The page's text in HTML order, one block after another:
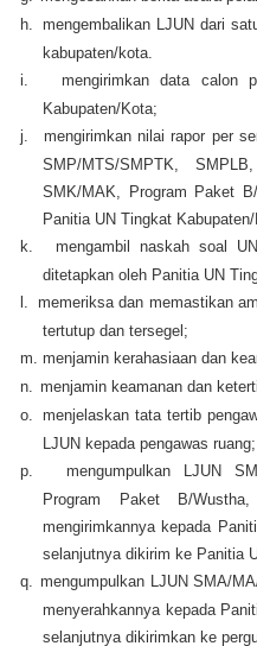
h.
mengembalikan LJUN dari
kabupaten/kota.
i.
mengirimkan data calon
Kabupaten/Kota;
j.
mengirimkan nilai rapor per
SMP/MTS/SMPTK,
SMK/MAK, Program Paket
Panitia UN Tingkat
k.
mengambil naskah soal
ditetapkan oleh Panitia UN
l.
memeriksa dan memastikan
tertutup dan tersegel;
m. menjamin kerahasiaan dan
n.
menjamin keamanan dan
o.
menjelaskan tata tertib
LJUN kepada pengawas ruang;
p.
mengumpulkan LJUN
Program Paket B/
mengirimkannya kepada
selanjutnya dikirim ke Panitia
q.
mengumpulkan LJUN SMA/
menyerahkannya kepada
selanjutnya dikirimkan ke